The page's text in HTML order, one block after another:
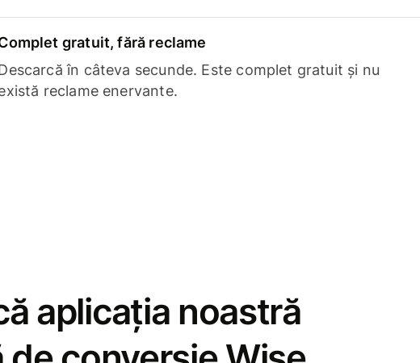
gratuit, fără reclame
în câteva secunde. Este complet gratuit și nu
reclame enervante.
aplicația noastră